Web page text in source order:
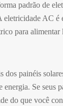
padrão de
eletricidade AC é
para alimentar
dos painéis
energia. Se seus
do que você